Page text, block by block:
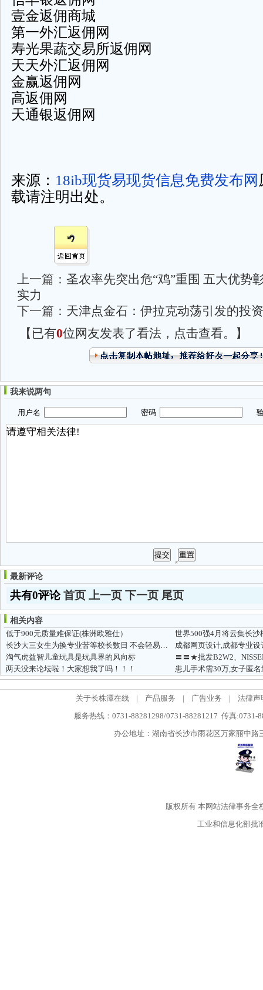
壹金返佣商城
第一外汇返佣网
寿光果蔬交易所返佣网
天天外汇返佣网
金赢返佣网
高返佣网
天通银返佣网
来源： 18ib现货易现货信息免费发布网
载请注明出处。
上一篇： 圣农率先突出危“鸡”重围 五大优势
实力
下一篇： 天津点金石：伊拉克动荡引发的投
【已有0位网友发表了看法，点击查看。】
我来说两句
用户名 密码 验
最新评论
共有0评论首页 上一页 下一页 尾页
相关内容
低于900元质量难保证(株洲欧雅仕）
世界500强4月将云集长
长沙大三女生为换专业苦等校长数日 不会轻易放弃
淘气虎益智儿童玩具是玩具界的风向标
两天没来论坛啦！大家想我了吗！！！
患儿手术需30万,女子匿
关于长株潭在线 | 产品服务 | 广告业务 |
法律声
服务热线：0731-88281298/0731-88281217 传真:0731-
办公地址：湖南省长沙市雨花区万家丽中
版权所有本网站法律事务全
工业和信息化部批